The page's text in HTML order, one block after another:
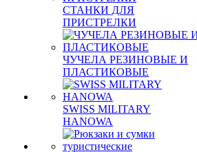
СТАНКИ ДЛЯ
ПРИСТРЕЛКИ
ЧУЧЕЛА РЕЗИНОВЫЕ И
ПЛАСТИКОВЫЕ
SWISS MILITARY
HANOWA